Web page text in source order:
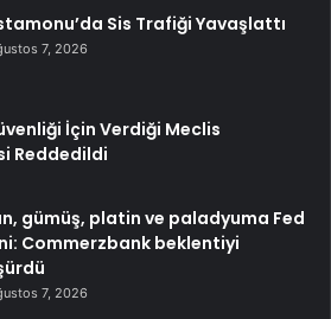
Sis Trafiği Yavaşlattı
7, 2026
İçin Verdiği Meclis
Reddedildi
gümüş, platin ve paladyuma Fed
Commerzbank beklentiyi
7, 2026